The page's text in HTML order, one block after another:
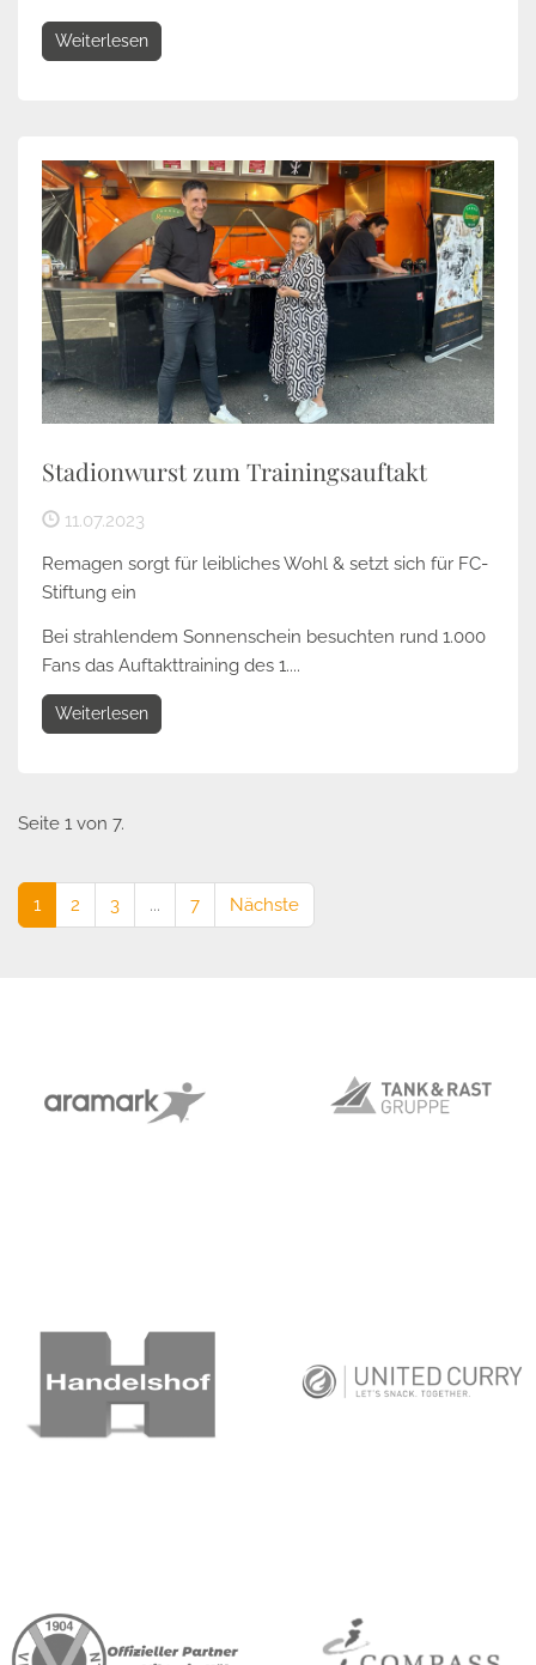
Weiterlesen
Stadionwurst zum Trainingsauftakt
11.07.2023
Remagen sorgt für leibliches Wohl & setzt sich für FC-
Stiftung ein
Bei strahlendem Sonnenschein besuchten rund 1.000
Fans das Auftakttraining des 1....
Weiterlesen
Seite 1 von 7.
1 2 3 ... 7 Nächste